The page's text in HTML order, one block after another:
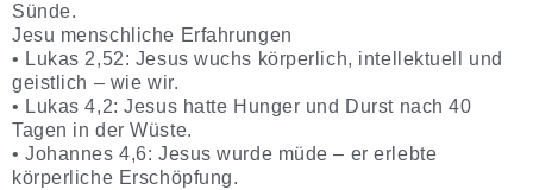
Sünde.
Jesu menschliche Erfahrungen
• Lukas 2,52: Jesus wuchs körperlich, intellektuell und
geistlich – wie wir.
• Lukas 4,2: Jesus hatte Hunger und Durst nach 40
Tagen in der Wüste.
• Johannes 4,6: Jesus wurde müde – er erlebte
körperliche Erschöpfung.